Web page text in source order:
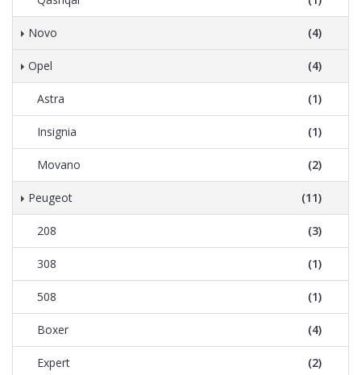
Novo (4)
Opel (4)
Astra (1)
Insignia (1)
Movano (2)
Peugeot (11)
208 (3)
308 (1)
508 (1)
Boxer (4)
Expert (2)